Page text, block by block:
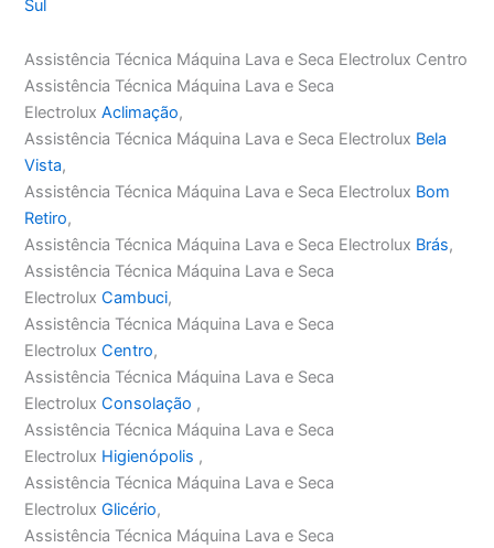
Sul
Assistência Técnica Máquina Lava e Seca Electrolux Centro
Assistência Técnica Máquina Lava e Seca
ElectroluxAclimação,
Assistência Técnica Máquina Lava e Seca Electrolux Bela
Vista,
Assistência Técnica Máquina Lava e Seca Electrolux Bom
Retiro,
Assistência Técnica Máquina Lava e Seca Electrolux Brás,
Assistência Técnica Máquina Lava e Seca
ElectroluxCambuci,
Assistência Técnica Máquina Lava e Seca
ElectroluxCentro,
Assistência Técnica Máquina Lava e Seca
ElectroluxConsolação ,
Assistência Técnica Máquina Lava e Seca
Electrolux Higienópolis ,
Assistência Técnica Máquina Lava e Seca
ElectroluxGlicério,
Assistência Técnica Máquina Lava e Seca